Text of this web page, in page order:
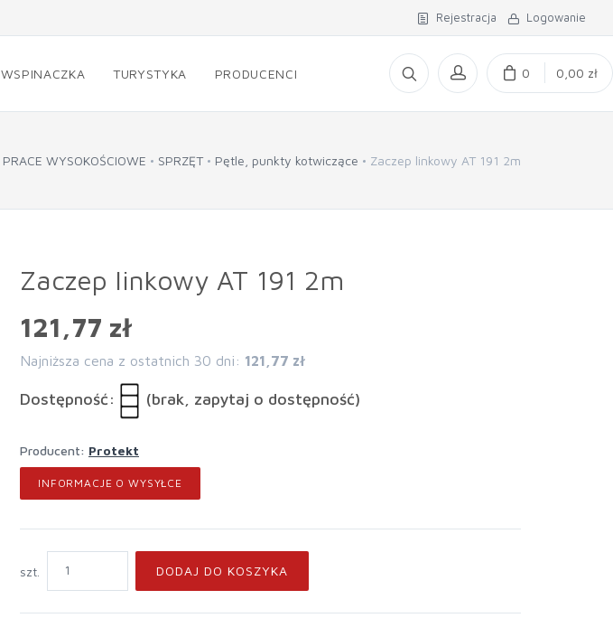
Rejestracja Logowanie
WSPINACZKA TURYSTYKA PRODUCENCI 0 0,00 zł
PRACE WYSOKOŚCIOWE SPRZĘT Pętle, punkty kotwiczące Zaczep linkowy AT 191 2m
Zaczep linkowy AT 191 2m
121,77 zł
Najniższa cena z ostatnich 30 dni: 121,77 zł
Dostępność: (brak, zapytaj o dostępność)
Producent: Protekt
INFORMACJE O WYSYŁCE
szt. DODAJ DO KOSZYKA